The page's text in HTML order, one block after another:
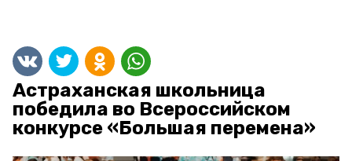
Астраханская школьница
победила во Всероссийском
конкурсе «Большая перемена»